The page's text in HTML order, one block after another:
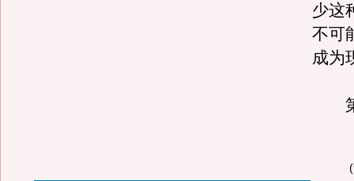
少这
不可
成为
第